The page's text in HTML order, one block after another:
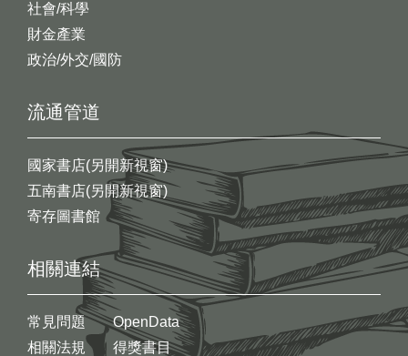
社會/科學
財金產業
政治/外交/國防
流通管道
國家書店(另開新視窗)
五南書店(另開新視窗)
寄存圖書館
相關連結
常見問題
相關法規
OpenData
得獎書目